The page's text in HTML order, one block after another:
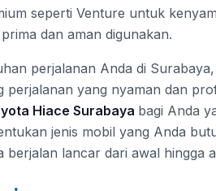
seperti Venture untuk
dan aman digunakan.
perjalanan Anda di Surabaya,
perjalanan yang nyaman dan
Hiace Surabaya bagi Anda
jenis mobil yang Anda
berjalan lancar dari awal hingga